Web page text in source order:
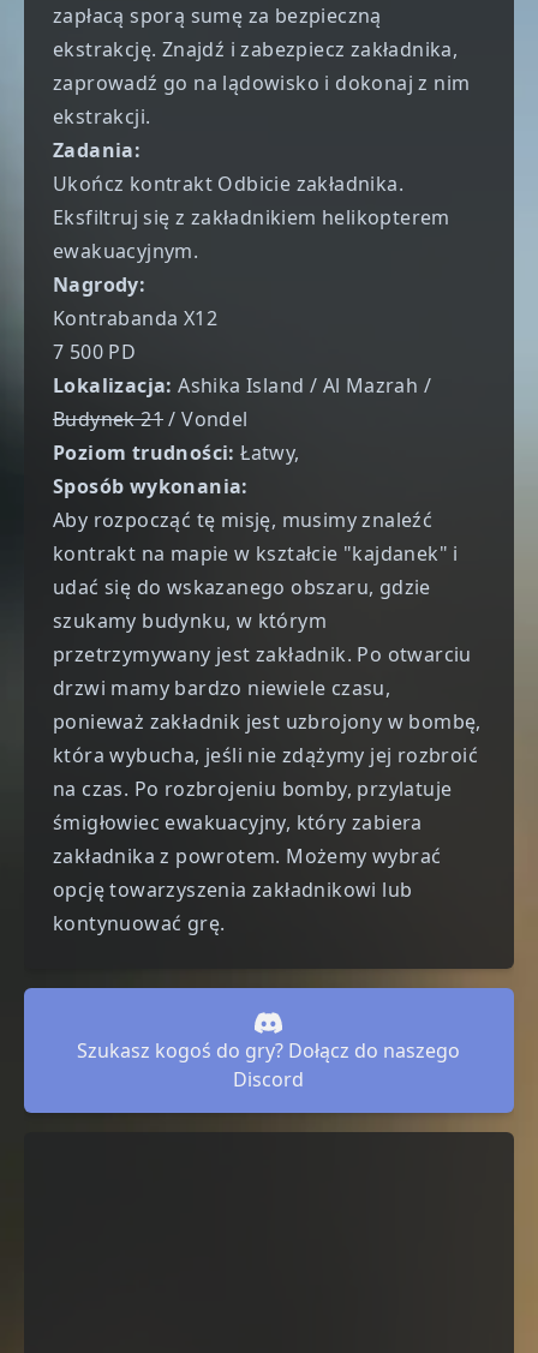
zapłacą sporą sumę za bezpieczną
ekstrakcję. Znajdź i zabezpiecz zakładnika,
zaprowadź go na lądowisko i dokonaj z nim
ekstrakcji.
Zadania:
Ukończ kontrakt Odbicie zakładnika.
Eksfiltruj się z zakładnikiem helikopterem
ewakuacyjnym.
Nagrody:
Kontrabanda X12
7 500 PD
Lokalizacja:Ashika Island / Al Mazrah /
Budynek 21/ Vondel
Poziom trudności: Łatwy,
Sposób wykonania:
Aby rozpocząć tę misję, musimy znaleźć
kontrakt na mapie w kształcie "kajdanek" i
udać się do wskazanego obszaru, gdzie
szukamy budynku, w którym
przetrzymywany jest zakładnik. Po otwarciu
drzwi mamy bardzo niewiele czasu,
ponieważ zakładnik jest uzbrojony w bombę,
która wybucha, jeśli nie zdążymy jej rozbroić
na czas. Po rozbrojeniu bomby, przylatuje
śmigłowiec ewakuacyjny, który zabiera
zakładnika z powrotem. Możemy wybrać
opcję towarzyszenia zakładnikowi lub
kontynuować grę.
Szukasz kogoś do gry? Dołącz do naszego
Discord